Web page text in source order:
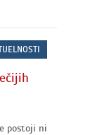
postoji ni